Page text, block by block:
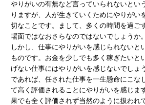
やりがいの有無など言っていられないとい
りますが、人が生きていくためにやりがい
切なことです。まして、多くの時間を過ご
場面ではなおさらなのではないでしょうか。
しかし、仕事にやりがいを感じられないと
ものです。お金を少しでも多く稼ぎたいと
げない仕事にはやりがいを感じないでしょ
であれば、任された仕事を一生懸命にこな
て高く評価されることにやりがいを感じま
果でも全く評価されず当然のように扱われ